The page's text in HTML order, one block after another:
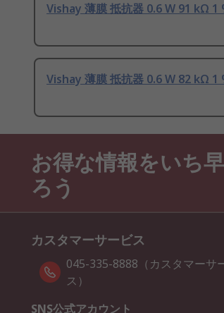
Vishay 薄膜 抵抗器 0.6 W 91 kΩ 1
Vishay 薄膜 抵抗器 0.6 W 82 kΩ 1
お得な情報をいち
ろう
カスタマーサービス
045-335-8888（カスタマーサ
ス）
SNS公式アカウント